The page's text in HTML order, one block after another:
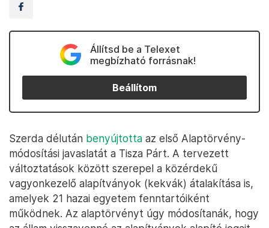
Állítsd be a Telexet
megbízható forrásnak!
Beállítom
Szerda délután benyújtotta az első Alaptörvény-
módosítási javaslatát a Tisza Párt. A tervezett
változtatások között szerepel a közérdekű
vagyonkezelő alapítványok (kekvák) átalakítása is,
amelyek 21 hazai egyetem fenntartóiként
működnek. Az alaptörvényt úgy módosítanák, hogy